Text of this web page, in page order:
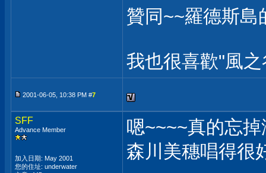
贊同~~羅德斯島
我也很喜歡"風
2001-06-05, 10:38 PM #7
SFF
Advance Member
加入日期: May 2001
您的住址: underwater
嗯~~~~真的忘
森川美穗唱得很